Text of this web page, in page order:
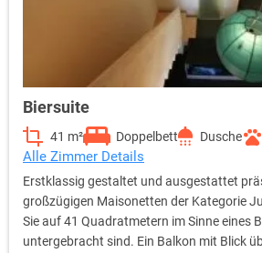
Biersuite
41 m² Doppelbett Dusche
Alle Zimmer Details
Erstklassig gestaltet und ausgestattet
großzügigen Maisonetten der Kategorie
Sie auf 41 Quadratmetern im Sinne eines
untergebracht sind. Ein Balkon mit Blick